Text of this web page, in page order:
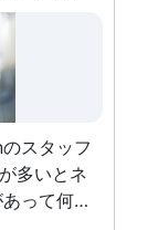
スタッフ
多いとネ
って何か